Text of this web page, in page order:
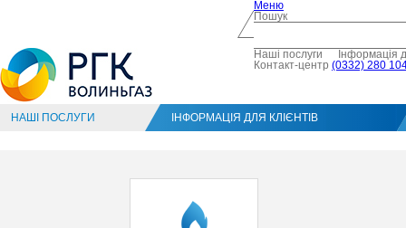
Меню
Пошук
Наші послуги
Інформація
Контакт-центр (0332) 280
НАШІ ПОСЛУГИ ІНФОРМАЦІЯ ДЛЯ КЛІЄНТІВ